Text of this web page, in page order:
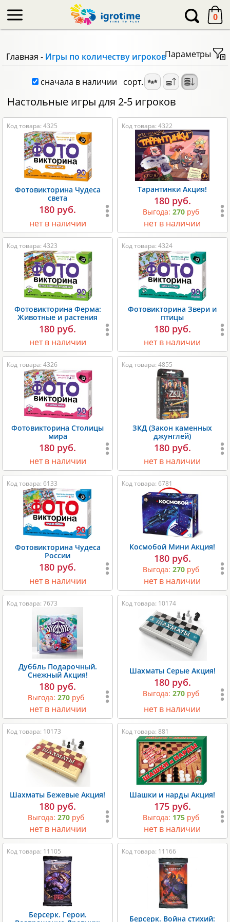
0
Главная - Игры по количеству игроковПараметры
сначала в наличии сорт.
Настольные игры для 2-5 игроков
Код товара: 4325
Фотовикторина Чудеса
света
180 руб.
нет в наличии
Код товара: 4322
Тарантинки Акция!
180 руб.
Выгода: 270руб
нет в наличии
Код товара: 4323
Фотовикторина Ферма:
Животные и растения
180 руб.
нет в наличии
Код товара: 4324
Фотовикторина Звери и
птицы
180 руб.
нет в наличии
Код товара: 4326
Фотовикторина Столицы
мира
180 руб.
нет в наличии
Код товара: 4855
ЗКД (Закон каменных
джунглей)
180 руб.
нет в наличии
Код товара: 6133
Фотовикторина Чудеса
России
180 руб.
нет в наличии
Код товара: 6781
Космобой Мини Акция!
180 руб.
Выгода: 270руб
нет в наличии
Код товара: 7673
Дуббль Подарочный.
Снежный Акция!
180 руб.
Выгода:270 руб
нет в наличии
Код товара: 10174
Шахматы Серые Акция!
180 руб.
Выгода: 270руб
нет в наличии
Код товара: 10173
Шахматы Бежевые Акция!
180 руб.
Выгода:270 руб
нет в наличии
Код товара: 881
Шашки и нарды Акция!
175 руб.
Выгода: 175руб
нет в наличии
Код товара: 11105
Берсерк. Герои.
Код товара: 11166
Берсерк. Война стихий: